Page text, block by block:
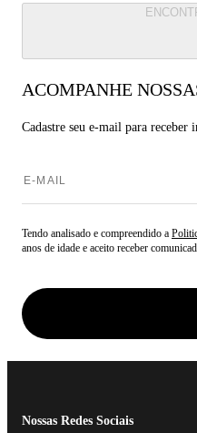
ACOMPANHE
Cadastre seu e-mail para receber
Tendo analisado e compreendido a
anos de idade e aceito receber
Nossas Redes Sociais